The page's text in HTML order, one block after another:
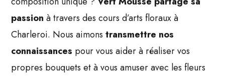
passion à travers des cours d’arts floraux à
Charleroi. Nous aimonstransmettre nos
connaissances pour vous aider à réaliser vos
propres bouquets et à vous amuser avec les fleurs